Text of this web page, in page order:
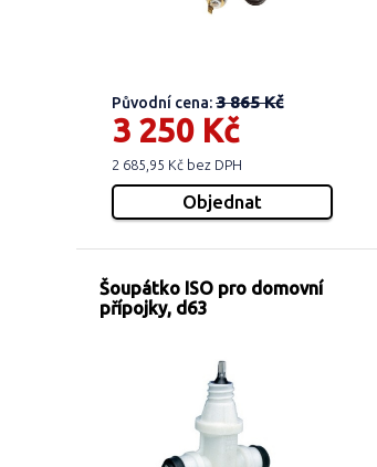
Původní cena:3 865 Kč
3 250 Kč
2 685,95 Kč bez DPH
Šoupátko ISO pro domovní
přípojky, d63